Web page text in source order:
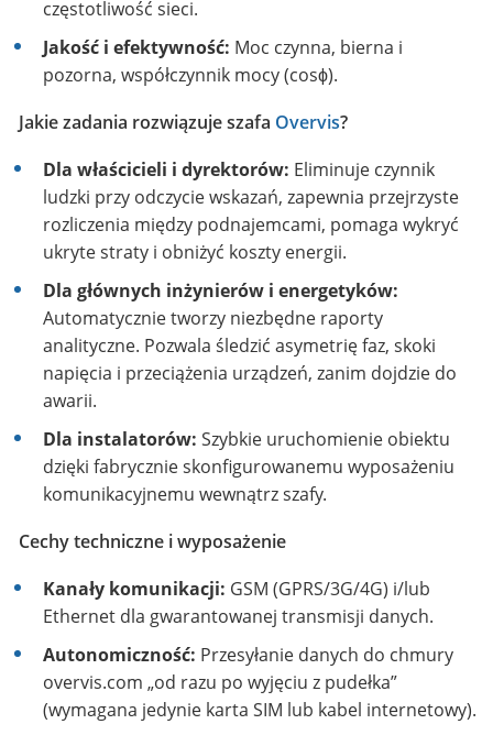
częstotliwość sieci.
Jakość i efektywność: Moc czynna, bierna i
pozorna, współczynnik mocy (cosϕ).
Jakie zadania rozwiązuje szafa Overvis?
Dla właścicieli i dyrektorów: Eliminuje czynnik
ludzki przy odczycie wskazań, zapewnia przejrzyste
rozliczenia między podnajemcami, pomaga wykryć
ukryte straty i obniżyć koszty energii.
Dla głównych inżynierów i energetyków:
Automatycznie tworzy niezbędne raporty
analityczne. Pozwala śledzić asymetrię faz, skoki
napięcia i przeciążenia urządzeń, zanim dojdzie do
awarii.
Dla instalatorów: Szybkie uruchomienie obiektu
dzięki fabrycznie skonfigurowanemu wyposażeniu
komunikacyjnemu wewnątrz szafy.
Cechy techniczne i wyposażenie
Kanały komunikacji: GSM (GPRS/3G/4G) i/lub
Ethernet dla gwarantowanej transmisji danych.
Autonomiczność: Przesyłanie danych do chmury
overvis.com „od razu po wyjęciu z pudełka”
(wymagana jedynie karta SIM lub kabel internetowy).